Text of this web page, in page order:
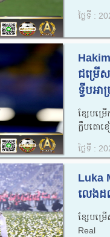
ថ្ងៃទី :
ជម្រើស
ទ្វីបអា
ខ្សែបម្
ក្លឹបតោខ
ថ្ងៃទី :
Luka
លេងដ
ខ្សែបម្
Real